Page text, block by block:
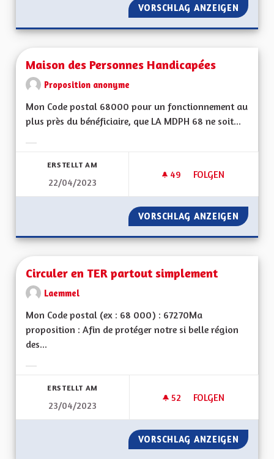
VORSCHLAG ANZEIGEN UNE
Maison des Personnes Handicapées
Proposition anonyme
Mon Code postal 68000 pour un fonctionnement au
plus près du bénéficiaire, que LA MDPH 68 ne soit...
ERSTELLT AM
22/04/2023
49 49 FOLLOWER
FOLGEN
MAISON DES
VORSCHLAG ANZEIGEN
Circuler en TER partout simplement
Laemmel
Mon Code postal (ex : 68 000) : 67270Ma
proposition : Afin de protéger notre si belle région
des...
ERSTELLT AM
23/04/2023
52 52 FOLLOWER
FOLGEN
CIRCULER EN TER
VORSCHLAG ANZEIGEN